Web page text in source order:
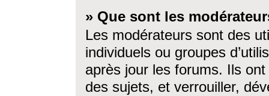
» Que sont les
Les modérateurs sont des
individuels ou groupes
après jour les forums. Ils ont
des sujets, et verrouiller,